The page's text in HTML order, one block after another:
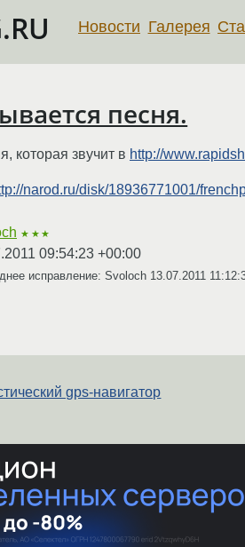
Новости Галерея
песня.
которая звучит в http://
narod.ru/disk/18936771001/
★★★
09:54:23 +00:00
исправление: Svoloch 13.07.2011
gps-навигатор